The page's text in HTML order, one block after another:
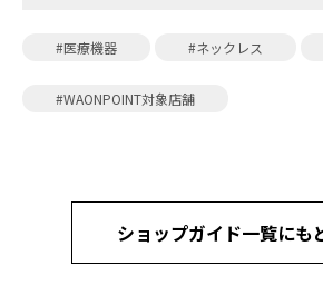
#医療機器 #ネックレス
#WAONPOINT対象店舗
ショップガイド一覧にも